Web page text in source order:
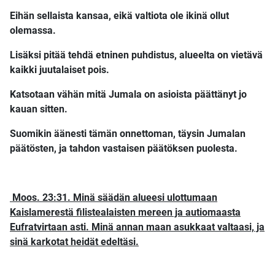
Eihän sellaista kansaa, eikä valtiota ole ikinä ollut
olemassa.
Lisäksi pitää tehdä etninen puhdistus, alueelta on vietävä
kaikki juutalaiset pois.
Katsotaan vähän mitä Jumala on asioista päättänyt jo
kauan sitten.
Suomikin äänesti tämän onnettoman, täysin Jumalan
päätösten, ja tahdon vastaisen päätöksen puolesta.
Moos. 23:31. Minä säädän alueesi ulottumaan
Kaislamerestä filistealaisten mereen ja autiomaasta
Eufratvirtaan asti. Minä annan maan asukkaat valtaasi, ja
sinä karkotat heidät edeltäsi.